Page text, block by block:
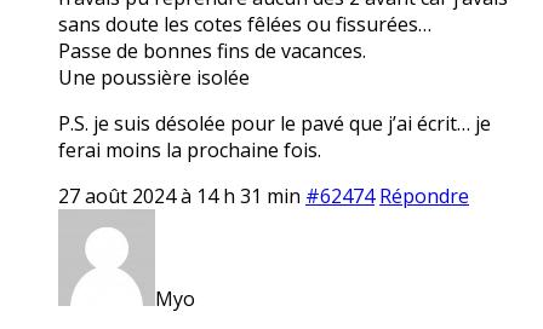
sans doute les cotes fêlées ou fissurées…
Passe de bonnes fins de vacances.
Une poussière isolée
P.S. je suis désolée pour le pavé que j’ai écrit… je
ferai moins la prochaine fois.
27 août 2024 à 14 h 31 min #62474 Répondre
Myo